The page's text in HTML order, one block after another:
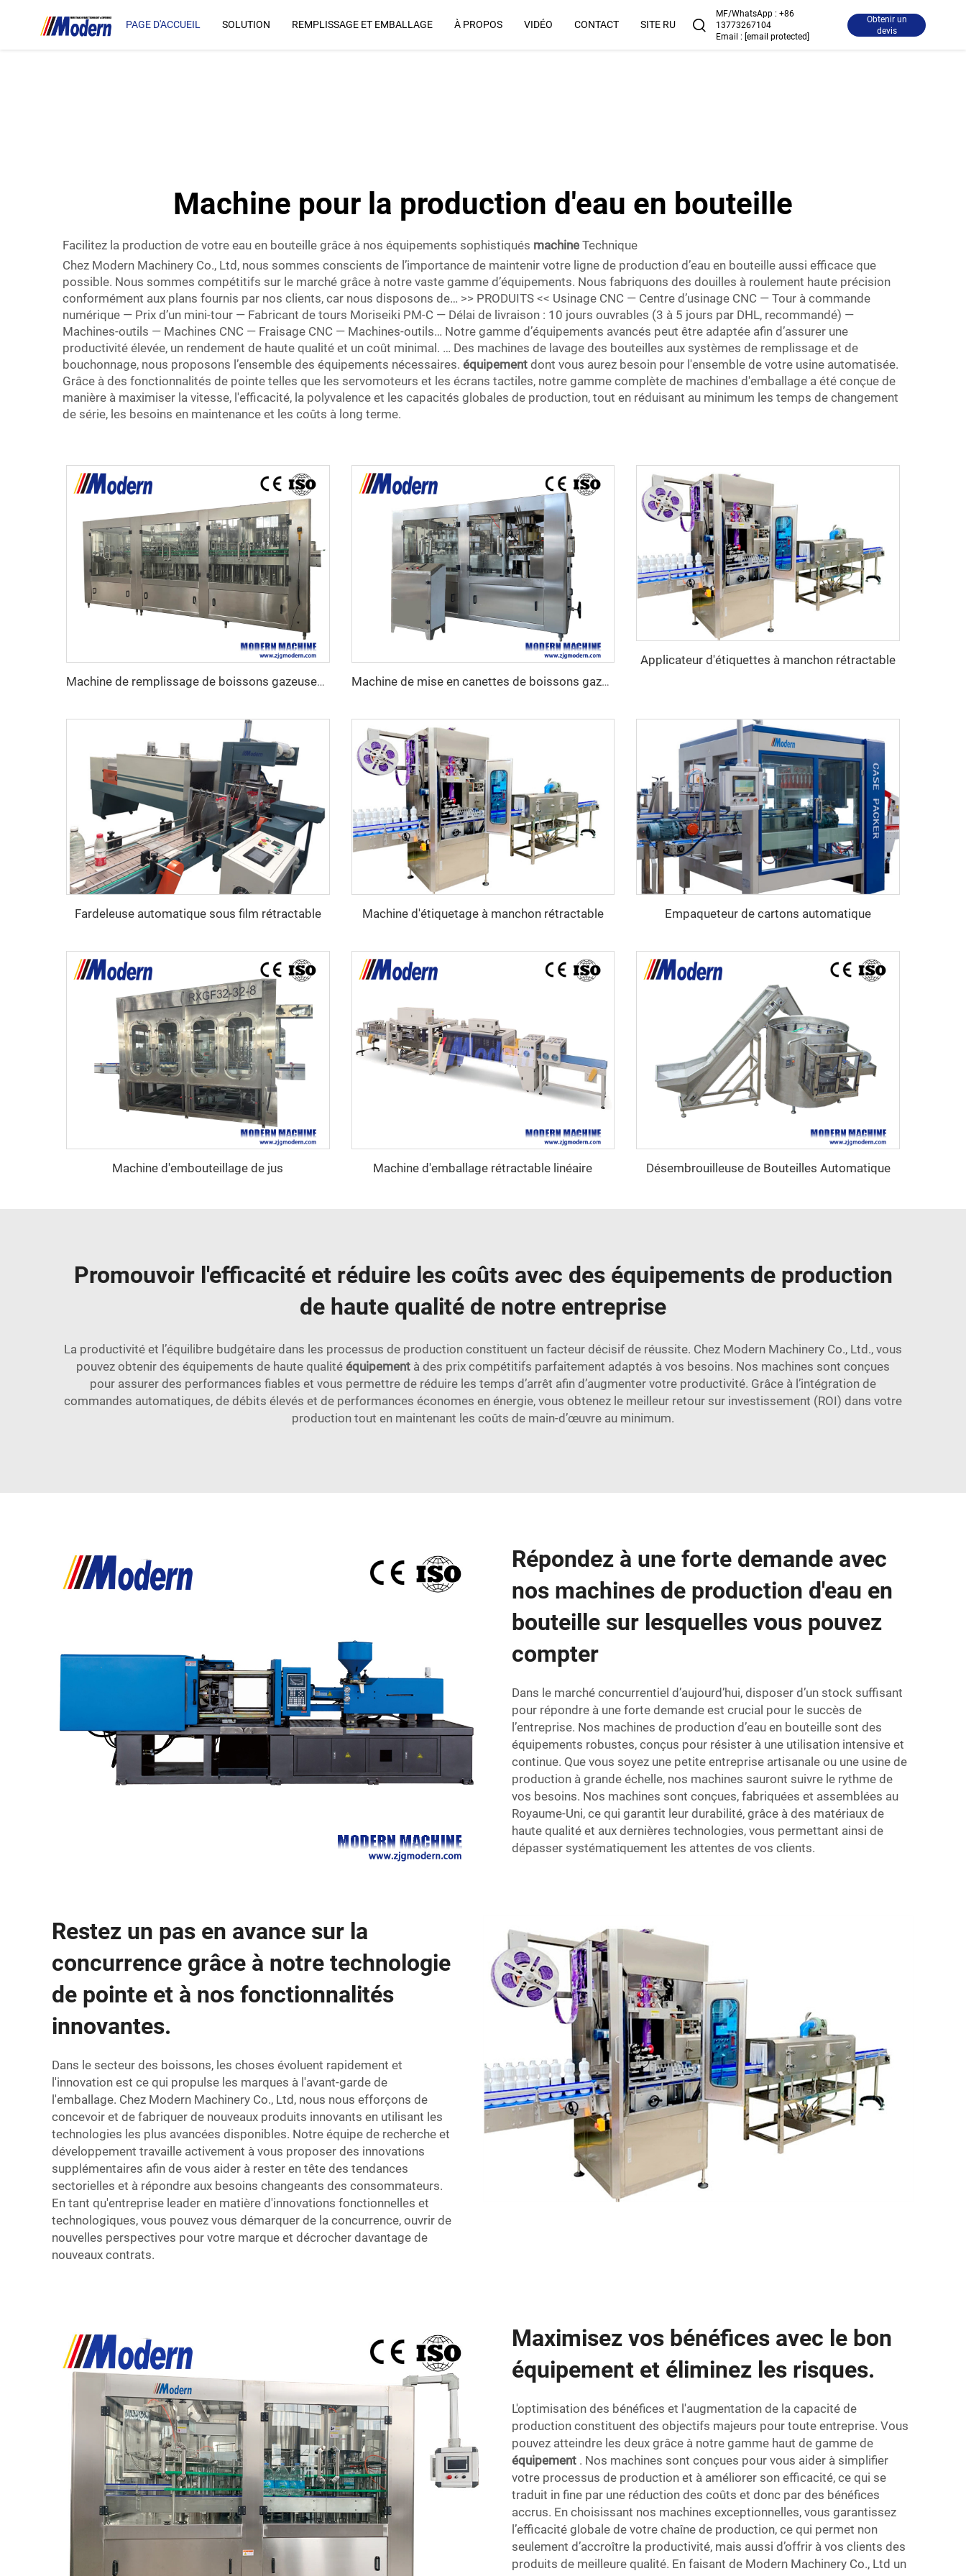
technologique sophistiquée.Chez Modern Machine…">
PAGE D'ACCUEIL SOLUTION REMPLISSAGE ET EMBALLAGE À PROPOS VIDÉO CONTACT SITE RU
MF/WhatsApp : +86
13773267104
Email : [email protected]
Obtenir un
devis
Machine pour la production d'eau en bouteille
Facilitez la production de votre eau en bouteille grâce à nos équipements sophistiqués machine Technique
Chez Modern Machinery Co., Ltd, nous sommes conscients de l’importance de maintenir votre ligne de production d’eau en bouteille aussi efficace que
possible. Nous sommes compétitifs sur le marché grâce à notre vaste gamme d’équipements. Nous fabriquons des douilles à roulement haute précision
conformément aux plans fournis par nos clients, car nous disposons de… >> PRODUITS << Usinage CNC — Centre d’usinage CNC — Tour à commande
numérique — Prix d’un mini-tour — Fabricant de tours Moriseiki PM-C — Délai de livraison : 10 jours ouvrables (3 à 5 jours par DHL, recommandé) —
Machines-outils — Machines CNC — Fraisage CNC — Machines-outils… Notre gamme d’équipements avancés peut être adaptée afin d’assurer une
productivité élevée, un rendement de haute qualité et un coût minimal. … Des machines de lavage des bouteilles aux systèmes de remplissage et de
bouchonnage, nous proposons l’ensemble des équipements nécessaires. équipement dont vous aurez besoin pour l'ensemble de votre usine automatisée.
Grâce à des fonctionnalités de pointe telles que les servomoteurs et les écrans tactiles, notre gamme complète de machines d'emballage a été conçue de
manière à maximiser la vitesse, l'efficacité, la polyvalence et les capacités globales de production, tout en réduisant au minimum les temps de changement
de série, les besoins en maintenance et les coûts à long terme.
Machine de remplissage de boissons gazeuses pour bouteilles en verre Machine de mise en canettes de boissons gazeuses
Applicateur d'étiquettes à manchon rétractable
Fardeleuse automatique sous film rétractable Machine d'étiquetage à manchon rétractable Empaqueteur de cartons automatique
Machine d'embouteillage de jus Machine d'emballage rétractable linéaire Désembrouilleuse de Bouteilles Automatique
Promouvoir l'efficacité et réduire les coûts avec des équipements de production
de haute qualité de notre entreprise
La productivité et l’équilibre budgétaire dans les processus de production constituent un facteur décisif de réussite. Chez Modern Machinery Co., Ltd., vous
pouvez obtenir des équipements de haute qualité équipement à des prix compétitifs parfaitement adaptés à vos besoins. Nos machines sont conçues
pour assurer des performances fiables et vous permettre de réduire les temps d’arrêt afin d’augmenter votre productivité. Grâce à l’intégration de
commandes automatiques, de débits élevés et de performances économes en énergie, vous obtenez le meilleur retour sur investissement (ROI) dans votre
production tout en maintenant les coûts de main-d’œuvre au minimum.
Répondez à une forte demande avec
nos machines de production d'eau en
bouteille sur lesquelles vous pouvez
compter
Dans le marché concurrentiel d’aujourd’hui, disposer d’un stock suffisant
pour répondre à une forte demande est crucial pour le succès de
l’entreprise. Nos machines de production d’eau en bouteille sont des
équipements robustes, conçus pour résister à une utilisation intensive et
continue. Que vous soyez une petite entreprise artisanale ou une usine de
production à grande échelle, nos machines sauront suivre le rythme de
vos besoins. Nos machines sont conçues, fabriquées et assemblées au
Royaume-Uni, ce qui garantit leur durabilité, grâce à des matériaux de
haute qualité et aux dernières technologies, vous permettant ainsi de
dépasser systématiquement les attentes de vos clients.
Restez un pas en avance sur la
concurrence grâce à notre technologie
de pointe et à nos fonctionnalités
innovantes.
Dans le secteur des boissons, les choses évoluent rapidement et
l'innovation est ce qui propulse les marques à l'avant-garde de
l'emballage. Chez Modern Machinery Co., Ltd, nous nous efforçons de
concevoir et de fabriquer de nouveaux produits innovants en utilisant les
technologies les plus avancées disponibles. Notre équipe de recherche et
développement travaille activement à vous proposer des innovations
supplémentaires afin de vous aider à rester en tête des tendances
sectorielles et à répondre aux besoins changeants des consommateurs.
En tant qu'entreprise leader en matière d'innovations fonctionnelles et
technologiques, vous pouvez vous démarquer de la concurrence, ouvrir de
nouvelles perspectives pour votre marque et décrocher davantage de
nouveaux contrats.
Maximisez vos bénéfices avec le bon
équipement et éliminez les risques.
L'optimisation des bénéfices et l'augmentation de la capacité de
production constituent des objectifs majeurs pour toute entreprise. Vous
pouvez atteindre les deux grâce à notre gamme haut de gamme de
équipement . Nos machines sont conçues pour vous aider à simplifier
votre processus de production et à améliorer son efficacité, ce qui se
traduit in fine par une réduction des coûts et donc par des bénéfices
accrus. En choisissant nos machines exceptionnelles, vous garantissez
l’efficacité globale de votre chaîne de production, ce qui permet non
seulement d’accroître la productivité, mais aussi d’offrir à vos clients des
produits de meilleure qualité. En faisant de Modern Machinery Co., Ltd un